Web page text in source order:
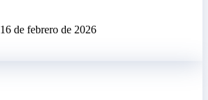
16 de febrero de 2026